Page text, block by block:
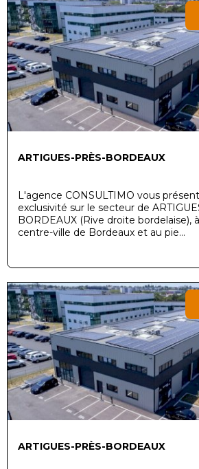
ARTIGUES-PRÈS-BORDEAUX
L'agence CONSULTIMO vous
exclusivité sur le secteur de
BORDEAUX (Rive droite bordelaise),
centre-ville de Bordeaux et au pie...
ARTIGUES-PRÈS-BORDEAUX